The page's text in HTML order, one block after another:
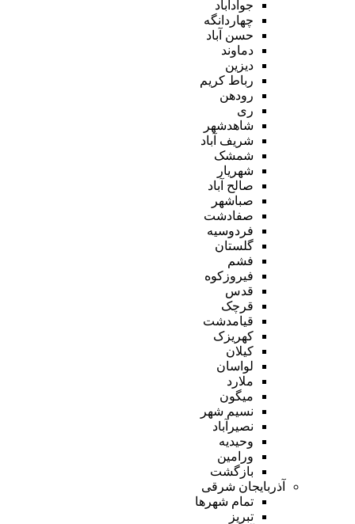
جوادآباد
چهاردانگه
حسن آباد
دماوند
دیزین
رباط کریم
رودهن
ری
شاهدشهر
شریف آباد
شمشک
شهریار
صالح آباد
صباشهر
صفادشت
فردوسیه
گلستان
فشم
فیروزکوه
قدس
قرچک
قیامدشت
کهریزک
کیلان
لواسان
ملارد
میگون
نسیم شهر
نصیرآباد
وحیدیه
ورامین
بازگشت
آذربایجان شرقی
تمام شهر‌ها
تبریز